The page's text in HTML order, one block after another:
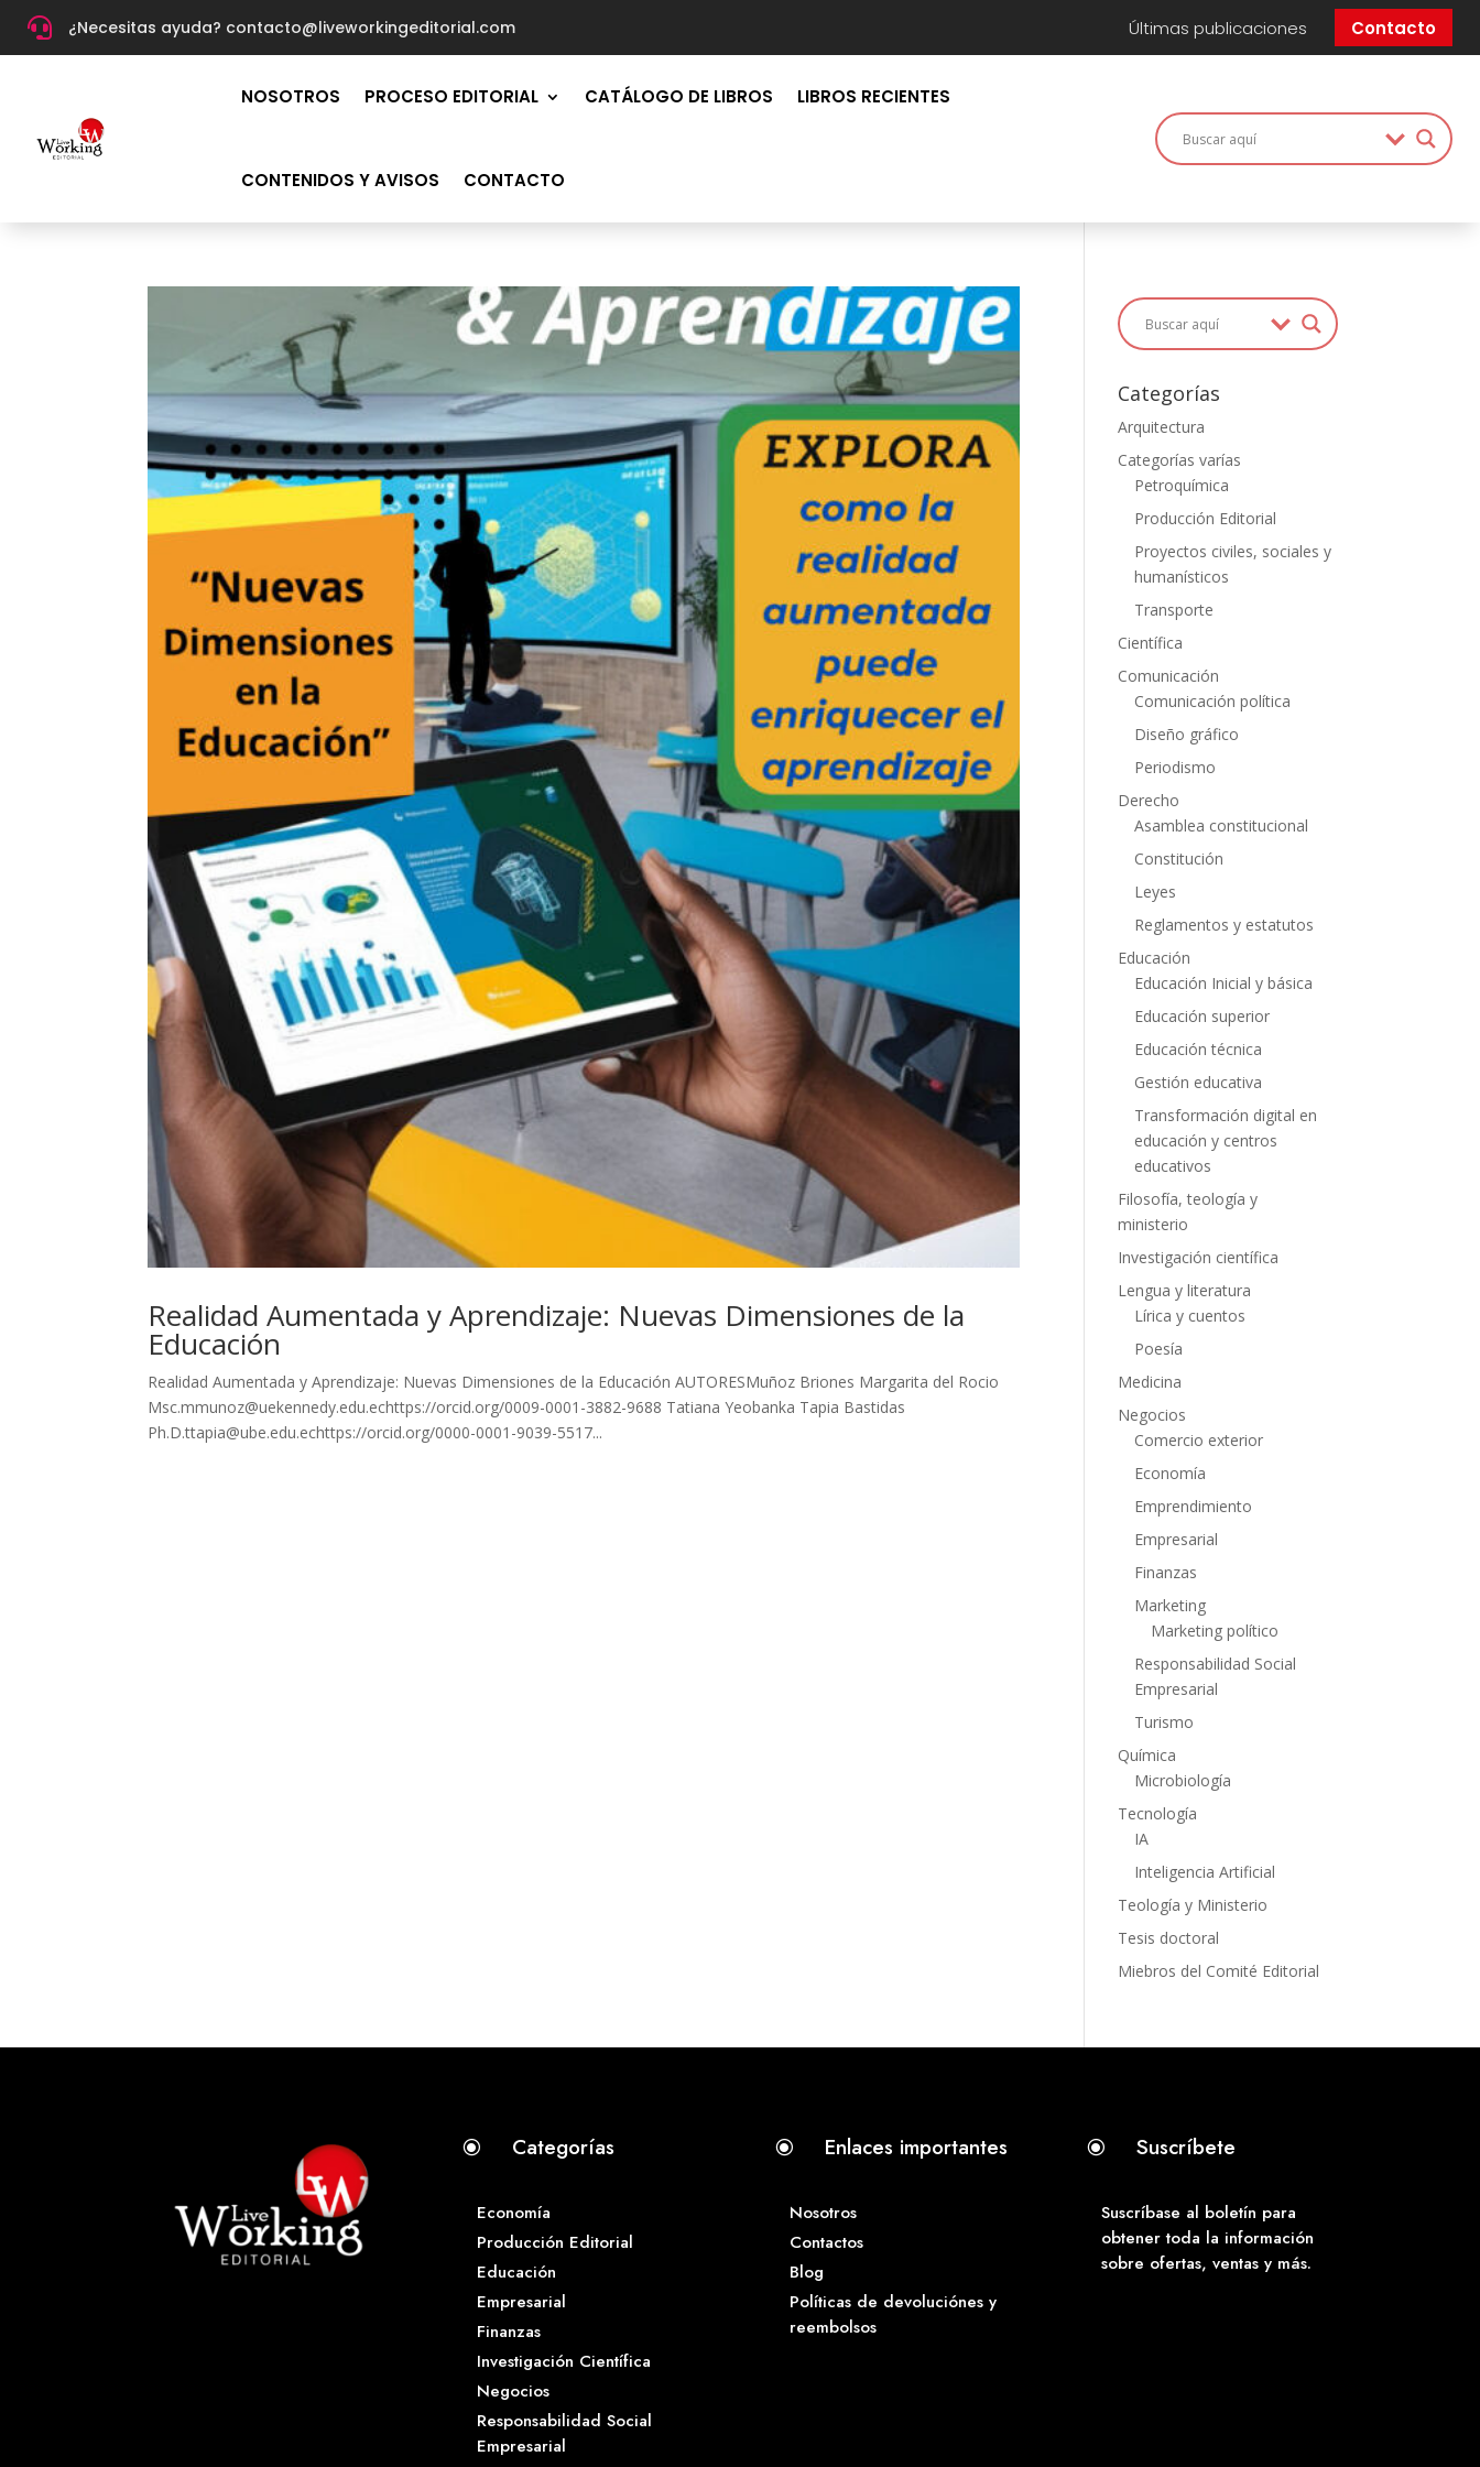
 ¿Necesitas ayuda? contacto@liveworkingeditorial.com Últimas publicaciones Contacto
NOSOTROS PROCESO EDITORIAL CATÁLOGO DE LIBROS LIBROS RECIENTES
CONTENIDOS Y AVISOS CONTACTO
Realidad Aumentada y Aprendizaje: Nuevas Dimensiones de la
Educación
Realidad Aumentada y Aprendizaje: Nuevas Dimensiones de la Educación AUTORESMuñoz Briones Margarita del Rocio
Msc.mmunoz@uekennedy.edu.echttps://orcid.org/0009-0001-3882-9688 Tatiana Yeobanka Tapia Bastidas
Ph.D.ttapia@ube.edu.echttps://orcid.org/0000-0001-9039-5517...
Categorías
Arquitectura
Categorías varías
Petroquímica
Producción Editorial
Proyectos civiles, sociales y
humanísticos
Transporte
Científica
Comunicación
Comunicación política
Diseño gráfico
Periodismo
Derecho
Asamblea constitucional
Constitución
Leyes
Reglamentos y estatutos
Educación
Educación Inicial y básica
Educación superior
Educación técnica
Gestión educativa
Transformación digital en
educación y centros
educativos
Filosofía, teología y
ministerio
Investigación científica
Lengua y literatura
Lírica y cuentos
Poesía
Medicina
Negocios
Comercio exterior
Economía
Emprendimiento
Empresarial
Finanzas
Marketing
Marketing político
Responsabilidad Social
Empresarial
Turismo
Química
Microbiología
Tecnología
IA
Inteligencia Artificial
Teología y Ministerio
Tesis doctoral
Miebros del Comité Editorial
\ Categorías
Economía
Producción Editorial
Educación
Empresarial
Finanzas
Investigación Científica
Negocios
Responsabilidad Social
Empresarial
\ Enlaces importantes
Nosotros
Contactos
Blog
Políticas de devoluciónes y
reembolsos
\ Suscríbete
Suscríbase al boletín para
obtener toda la información
sobre ofertas, ventas y más.